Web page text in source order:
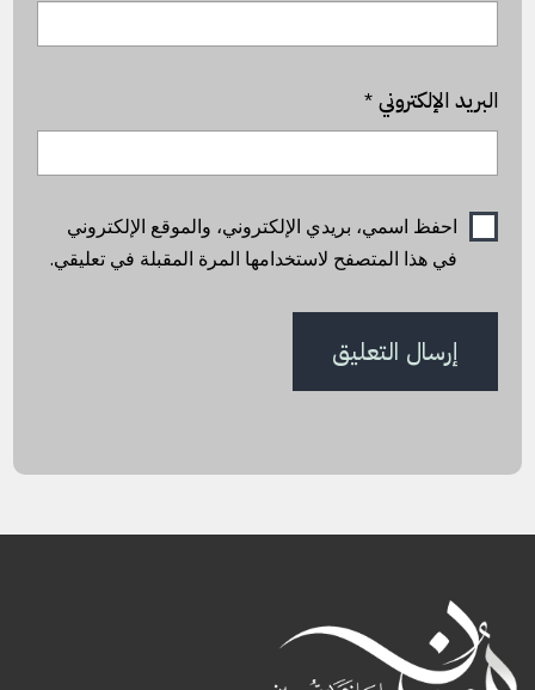
البريد الإلكتروني*
احفظ اسمي، بريدي الإلكتروني، والموقع الإلكتروني
في هذا المتصفح لاستخدامها المرة المقبلة في تعليقي.